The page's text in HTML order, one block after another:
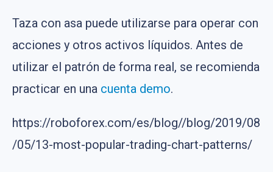
Taza con asa puede utilizarse para operar con
acciones y otros activos líquidos. Antes de
utilizar el patrón de forma real, se recomienda
practicar en una cuenta demo.
https://roboforex.com/es/blog//blog/2019/08
/05/13-most-popular-trading-chart-patterns/